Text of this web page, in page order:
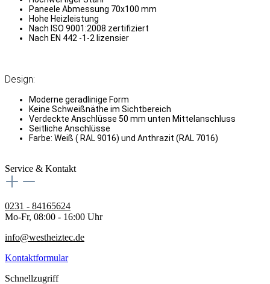
Paneele Abmessung 70x100 mm
Hohe Heizleistung
Nach ISO 9001:2008 zertifiziert
Nach EN 442 -1-2 lizensier
Design:
Moderne geradlinige Form
Keine Schweißnäthe im Sichtbereich
Verdeckte Anschlüsse 50 mm unten Mittelanschluss
Seitliche Anschlüsse
Farbe: Weiß ( RAL 9016) und Anthrazit (RAL 7016)
Service & Kontakt
0231 - 84165624
Mo-Fr, 08:00 - 16:00 Uhr
info@westheiztec.de
Kontaktformular
Schnellzugriff